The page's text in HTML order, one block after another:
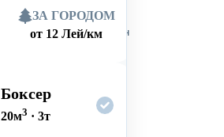
ЗА ГОРОДОМ
от 12 Лей/км
Боксер
20м3 · 3т